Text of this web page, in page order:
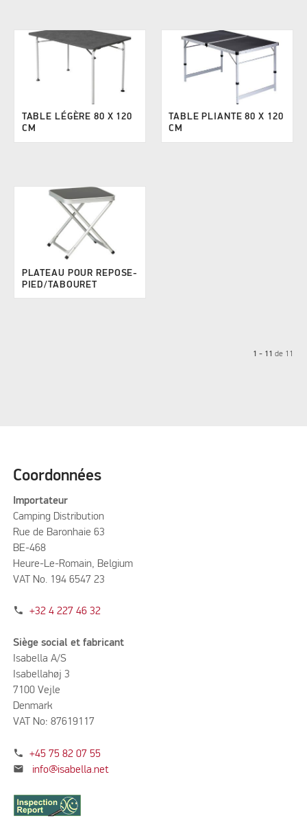
TABLE LÉGÈRE 80 X 120
CM
TABLE PLIANTE 80 X 120
CM
PLATEAU POUR REPOSE-
PIED/TABOURET
1 - 11 de 11
Coordonnées
Importateur
Camping Distribution
Rue de Baronhaie 63
BE-468
Heure-Le-Romain, Belgium
VAT No. 194 6547 23
phone +32 4 227 46 32
Siège social et fabricant
Isabella A/S
Isabellahøj 3
7100 Vejle
Denmark
VAT No: 87619117
phone +45 75 82 07 55
mail info@isabella.net